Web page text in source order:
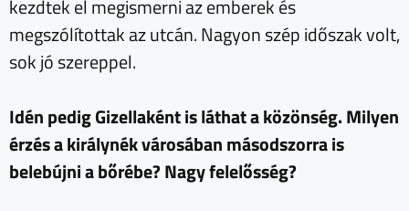
kezdtek el megismerni az emberek és
megszólítottak az utcán. Nagyon szép időszak volt,
sok jó szereppel.
Idén pedig Gizellaként is láthat a közönség. Milyen
érzés a királynék városában másodszorra is
belebújni a bőrébe? Nagy felelősség?